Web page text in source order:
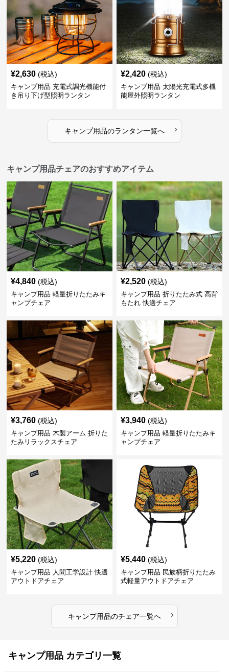
¥2,630 (税込)
キャンプ用品 充電式調光機能付
き吊り下げ型照明ランタン
¥2,420 (税込)
キャンプ用品 太陽光充電式多機
能屋外照明ランタン
キャンプ用品のランタン一覧へ ›
キャンプ用品チェアのおすすめアイテム
¥4,840 (税込)
キャンプ用品 軽量折りたたみキ
ャンプチェア
¥2,520 (税込)
キャンプ用品 折りたたみ式 高背
もたれ 快適チェア
¥3,760 (税込)
キャンプ用品 木製アーム 折りた
たみリラックスチェア
¥3,940 (税込)
キャンプ用品 軽量折りたたみキ
ャンプチェア
¥5,220 (税込)
キャンプ用品 人間工学設計 快適
アウトドアチェア
¥5,440 (税込)
キャンプ用品 民族柄折りたたみ
式軽量アウトドアチェア
キャンプ用品のチェア一覧へ ›
キャンプ用品 カテゴリ一覧